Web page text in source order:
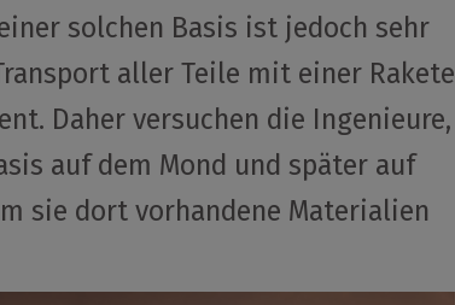
solchen Basis ist jedoch sehr
aller Teile mit einer Rakete
Daher versuchen die Ingenieure,
auf dem Mond und später auf
sie dort vorhandene Materialien